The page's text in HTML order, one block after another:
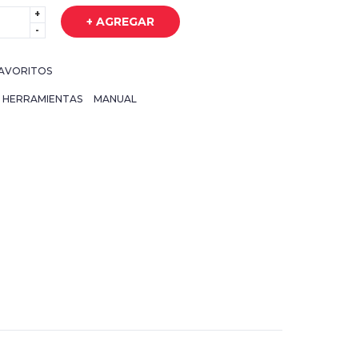
+
-
+ AGREGAR
HERRAMIENTAS MANUAL